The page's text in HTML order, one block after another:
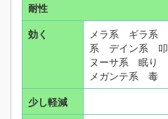
耐性
効く
メラ系 ギラ系
系 デイン系
ヌーサ系 眠
メガンテ系
少し軽減